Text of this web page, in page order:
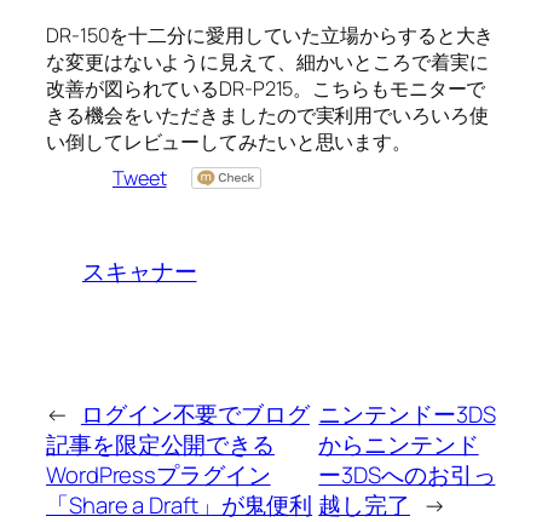
DR-150を十二分に愛用していた立場からすると大き
な変更はないように見えて、細かいところで着実に
改善が図られているDR-P215。こちらもモニターで
きる機会をいただきましたので実利用でいろいろ使
い倒してレビューしてみたいと思います。
Tweet
スキャナー
←
ログイン不要でブログ
記事を限定公開できる
WordPressプラグイン
「Share a Draft」が鬼便利
ニンテンドー3DS
からニンテンド
ー3DSへのお引っ
越し完了
→